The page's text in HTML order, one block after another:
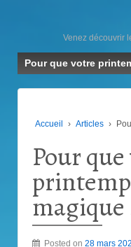
Venez découvrir
Pour que votre
Accueil › Articles ›
Pour
magique
Posted on 28 mars